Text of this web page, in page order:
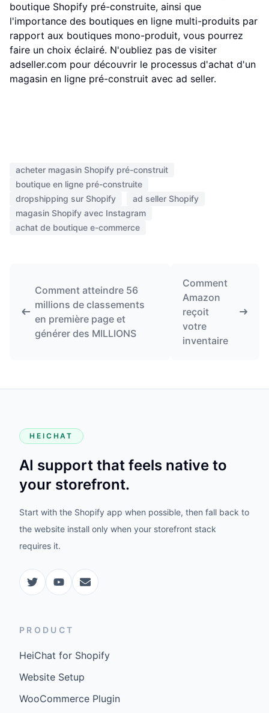
boutique Shopify pré-construite, ainsi que
l'importance des boutiques en ligne multi-produits par
rapport aux boutiques mono-produit, vous pourrez
faire un choix éclairé. N'oubliez pas de visiter
adseller.com pour découvrir le processus d'achat d'un
magasin en ligne pré-construit avec ad seller.
acheter magasin Shopify pré-construit
boutique en ligne pré-construite
dropshipping sur Shopify
ad seller Shopify
magasin Shopify avec Instagram
achat de boutique e-commerce
Comment atteindre 56
millions de classements
en première page et
générer des MILLIONS
Comment
Amazon
reçoit
votre
inventaire
HEICHAT
AI support that feels native to
your storefront.
Start with the Shopify app when possible, then fall back to
the website install only when your storefront stack
requires it.
PRODUCT
HeiChat for Shopify
Website Setup
WooCommerce Plugin